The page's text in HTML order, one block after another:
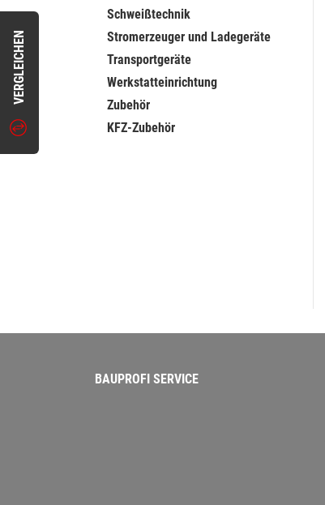
VERGLEICHEN
Schweißtechnik
Stromerzeuger und Ladegeräte
Transportgeräte
Werkstatteinrichtung
Zubehör
KFZ-Zubehör
BAUPROFI SERVICE